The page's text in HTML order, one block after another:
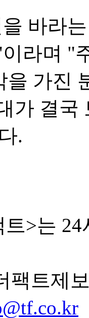
바라
라며 "
을 가진
가 결국
.
>는
팩트제